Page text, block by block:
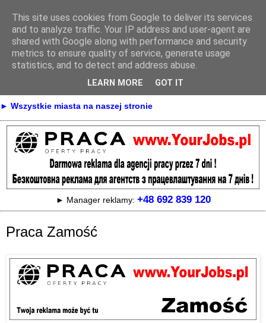
Praca
► KONTAKT ► REKLAMA
► Praca Oferty pracy na terenie całej Polski
► Wszystkie miasta na naszej stronie
► Manager reklamy: +48 692 839 120
Praca Zamość
This site uses cookies from Google to deliver its services
and to analyze traffic. Your IP address and user-agent are
shared with Google along with performance and security
metrics to ensure quality of service, generate usage
statistics, and to detect and address abuse.
LEARN MORE GOT IT